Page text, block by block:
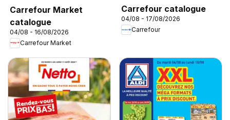
Carrefour Market
catalogue
04/08 - 16/08/2026
Carrefour Market
Carrefour catalogue
04/08 - 17/08/2026
Carrefour